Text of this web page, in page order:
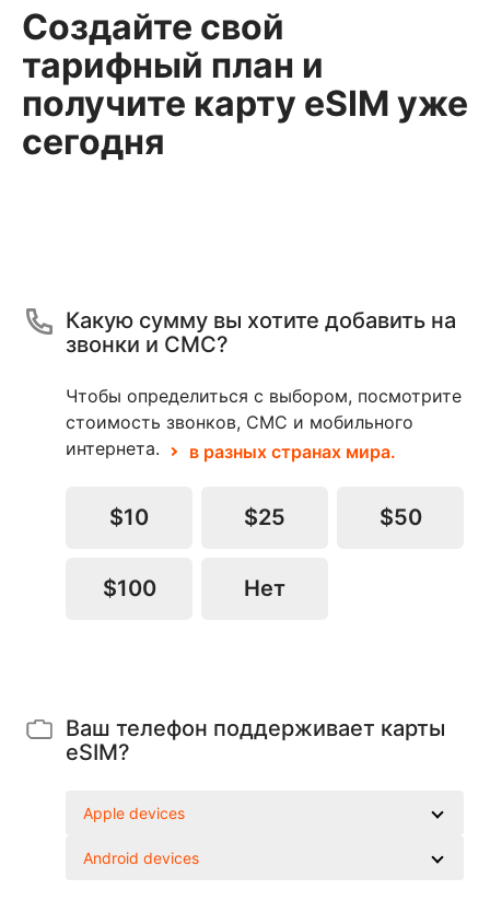
Создайте свой
тарифный план и
получите карту eSIM уже
сегодня
Какую сумму вы хотите добавить на
звонки и СМС?
Чтобы определиться с выбором, посмотрите
стоимость звонков, СМС и мобильного
интернета.
в разных странах мира.
$10 $25 $50
$100 Нет
Ваш телефон поддерживает карты
eSIM?
Apple devices
Android devices